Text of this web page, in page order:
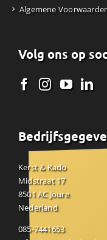
Algemene
Volg ons op
Kerst & Kado
Midstraat 17
8501 AC Joure
Nederland
085-7441653